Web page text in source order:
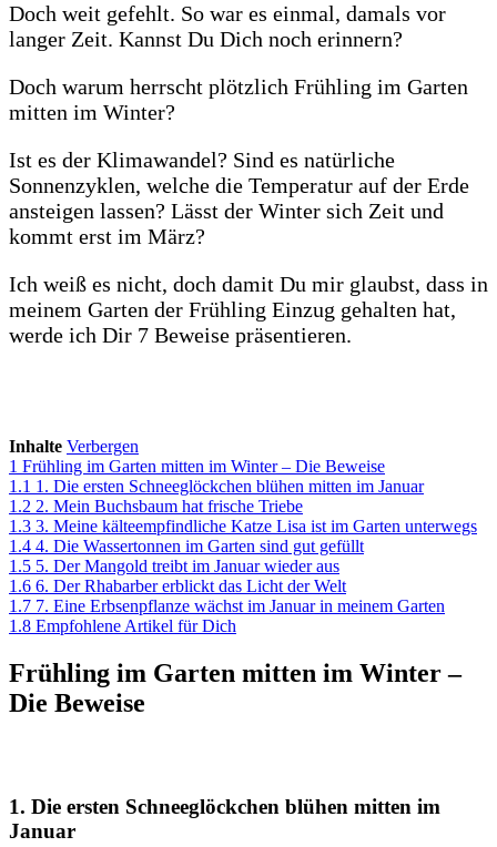
Doch weit gefehlt. So war es einmal, damals vor
langer Zeit. Kannst Du Dich noch erinnern?
Doch warum herrscht plötzlich Frühling im Garten
mitten im Winter?
Ist es der Klimawandel? Sind es natürliche
Sonnenzyklen, welche die Temperatur auf der Erde
ansteigen lassen? Lässt der Winter sich Zeit und
kommt erst im März?
Ich weiß es nicht, doch damit Du mir glaubst, dass in
meinem Garten der Frühling Einzug gehalten hat,
werde ich Dir 7 Beweise präsentieren.
Inhalte Verbergen
1 Frühling im Garten mitten im Winter – Die Beweise
1.1 1. Die ersten Schneeglöckchen blühen mitten im Januar
1.2 2. Mein Buchsbaum hat frische Triebe
1.3 3. Meine kälteempfindliche Katze Lisa ist im Garten unterwegs
1.4 4. Die Wassertonnen im Garten sind gut gefüllt
1.5 5. Der Mangold treibt im Januar wieder aus
1.6 6. Der Rhabarber erblickt das Licht der Welt
1.7 7. Eine Erbsenpflanze wächst im Januar in meinem Garten
1.8 Empfohlene Artikel für Dich
Frühling im Garten mitten im Winter –
Die Beweise
1. Die ersten Schneeglöckchen blühen mitten im
Januar